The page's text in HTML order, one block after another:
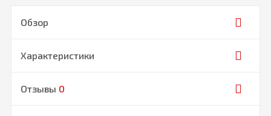
Обзор
Характеристики
Отзывы 0